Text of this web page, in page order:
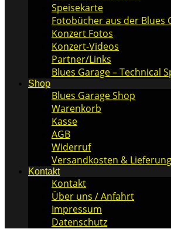
Speisekarte
Fotobücher aus der Blues
Konzert Fotos
Konzert-Videos
Partner/Links
Blues Garage – Technical
Shop
Blues Garage Shop
Warenkorb
Kasse
AGB
Widerruf
Versandkosten & Lieferung
Kontakt
Kontakt
Über uns / Anfahrt
Impressum
Datenschutz